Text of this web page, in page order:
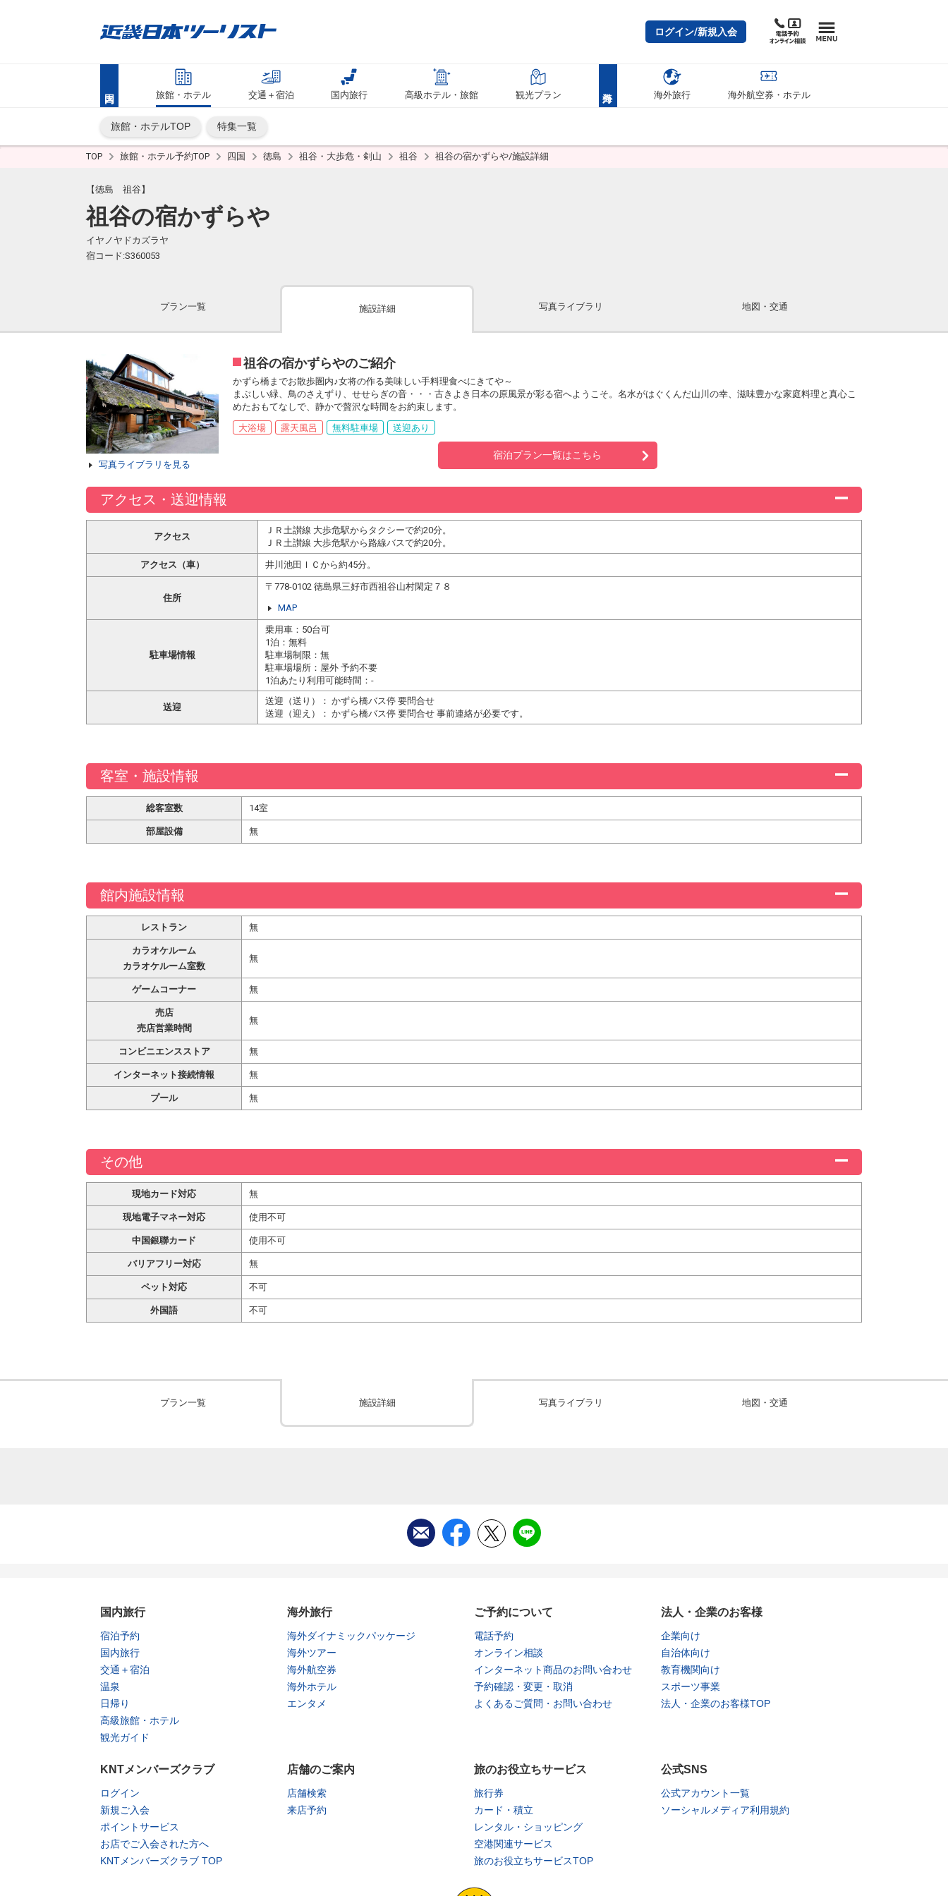
ログイン/新規入会
旅館・ホテル 交通＋宿泊 国内旅行 高級ホテル・旅館 観光プラン 海外旅行 海外航空券・ホテル
旅館・ホテルTOP 特集一覧
TOP 旅館・ホテル予約TOP 四国 徳島 祖谷・大歩危・剣山 祖谷 祖谷の宿かずらや/施設詳細
【徳島 祖谷】
祖谷の宿かずらや
イヤノヤドカズラヤ
宿コード:S360053
プラン一覧 施設詳細 写真ライブラリ 地図・交通
写真ライブラリを見る
祖谷の宿かずらやのご紹介
かずら橋までお散歩圏内♪女将の作る美味しい手料理食べにきてや～
まぶしい緑、鳥のさえずり、せせらぎの音・・・古きよき日本の原風景が彩る宿へようこそ。名水がはぐくんだ山川の幸、滋味豊かな家庭料理と真心こ
めたおもてなしで、静かで贅沢な時間をお約束します。
大浴場
露天風呂 無料駐車場 送迎あり
宿泊プラン一覧はこちら
アクセス・送迎情報
アクセス
ＪＲ土讃線 大歩危駅からタクシーで約20分。
ＪＲ土讃線 大歩危駅から路線バスで約20分。
アクセス（車） 井川池田ＩＣから約45分。
住所
〒778-0102 徳島県三好市西祖谷山村閑定７８
MAP
駐車場情報
乗用車：50台可
1泊：無料
駐車場制限：無
駐車場場所：屋外 予約不要
1泊あたり利用可能時間：-
送迎
送迎（送り）： かずら橋バス停 要問合せ
送迎（迎え）： かずら橋バス停 要問合せ 事前連絡が必要です。
客室・施設情報
総客室数 14室
部屋設備 無
館内施設情報
レストラン 無
カラオケルーム
カラオケルーム室数
無
ゲームコーナー 無
売店
売店営業時間
無
コンビニエンスストア 無
インターネット接続情報 無
プール 無
その他
現地カード対応 無
現地電子マネー対応 使用不可
中国銀聯カード 使用不可
バリアフリー対応 無
ペット対応 不可
外国語 不可
プラン一覧 施設詳細 写真ライブラリ 地図・交通
国内旅行
宿泊予約
国内旅行
交通＋宿泊
温泉
日帰り
高級旅館・ホテル
観光ガイド
海外旅行
海外ダイナミックパッケージ
海外ツアー
海外航空券
海外ホテル
エンタメ
ご予約について
電話予約
オンライン相談
インターネット商品のお問い合わせ
予約確認・変更・取消
よくあるご質問・お問い合わせ
法人・企業のお客様
企業向け
自治体向け
教育機関向け
スポーツ事業
法人・企業のお客様TOP
KNTメンバーズクラブ
ログイン
新規ご入会
ポイントサービス
お店でご入会された方へ
KNTメンバーズクラブ TOP
店舗のご案内
店舗検索
来店予約
旅のお役立ちサービス
旅行券
カード・積立
レンタル・ショッピング
空港関連サービス
旅のお役立ちサービスTOP
公式SNS
公式アカウント一覧
ソーシャルメディア利用規約